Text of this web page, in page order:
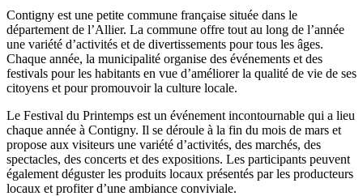
Contigny est une petite commune française située dans le
département de l’Allier. La commune offre tout au long de l’année
une variété d’activités et de divertissements pour tous les âges.
Chaque année, la municipalité organise des événements et des
festivals pour les habitants en vue d’améliorer la qualité de vie de ses
citoyens et pour promouvoir la culture locale.
Le Festival du Printemps est un événement incontournable qui a lieu
chaque année à Contigny. Il se déroule à la fin du mois de mars et
propose aux visiteurs une variété d’activités, des marchés, des
spectacles, des concerts et des expositions. Les participants peuvent
également déguster les produits locaux présentés par les producteurs
locaux et profiter d’une ambiance conviviale.